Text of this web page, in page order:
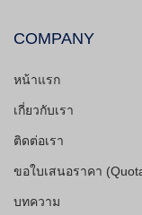
COMPANY
หน้าแรก
เกี่ยวกับเรา
ติดต่อเรา
ขอใบเสนอราคา
บทความ